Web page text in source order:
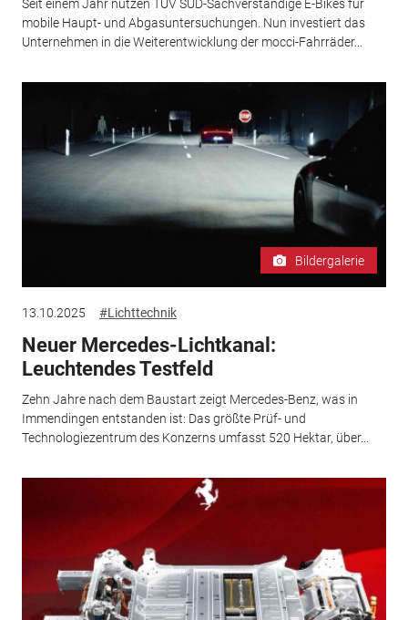
Seit einem Jahr nutzen TÜV SÜD-Sachverständige E-Bikes für
mobile Haupt- und Abgasuntersuchungen. Nun investiert das
Unternehmen in die Weiterentwicklung der mocci-Fahrräder...
Bildergalerie
13.10.2025 #Lichttechnik
Neuer Mercedes-Lichtkanal:
Leuchtendes Testfeld
Zehn Jahre nach dem Baustart zeigt Mercedes-Benz, was in
Immendingen entstanden ist: Das größte Prüf- und
Technologiezentrum des Konzerns umfasst 520 Hektar, über...